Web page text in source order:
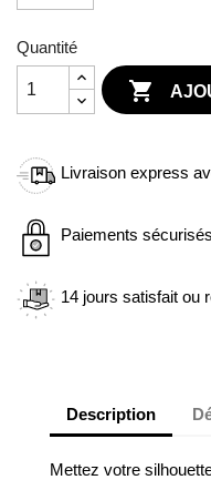
Quantité

Livraison express
Paiements
14 jours satisfait ou
Description
Mettez votre